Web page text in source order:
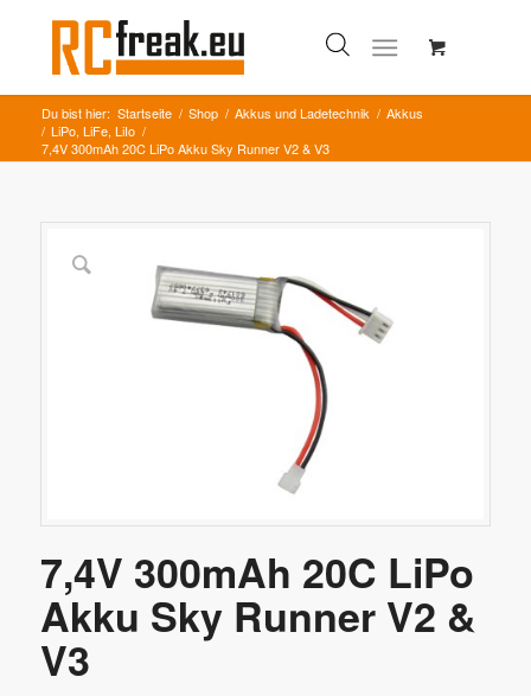
Du bist hier: Startseite / Shop / Akkus und Ladetechnik / Akkus
/ LiPo, LiFe, LiIo /
7,4V 300mAh 20C LiPo Akku Sky Runner V2 & V3
7,4V 300mAh 20C LiPo
Akku Sky Runner V2 &
V3